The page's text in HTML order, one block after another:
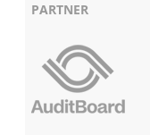
PARTNER